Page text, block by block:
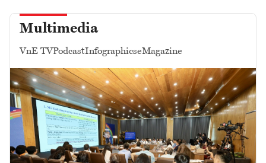
Multimedia
VnE TVPodcastInfographicseMagazine